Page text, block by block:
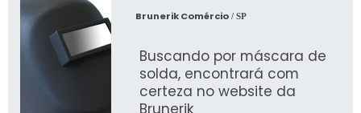
Brunerik Comércio/ SP
Buscando por máscara de
solda, encontrará com
certeza no website da
Brunerik